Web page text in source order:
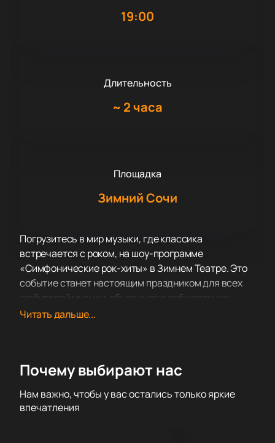
19:00
Длительность
~ 2 часа
Площадка
Зимний Сочи
Погрузитесь в мир музыки, где классика
встречается с роком, на шоу-программе
«Симфонические рок-хиты» в Зимнем Театре. Это
событие станет настоящим праздником для всех
любителей музыки, объединяя в себе величие
симфонического оркестра и энергию рок-хитов.
На сцене Зимнего Театра выступит симфонический
Новоуральска под руководством талантливого
дирижера Ивана Моисеева. Их уникальный подход
Читать дальше...
Почему выбирают нас
Нам важно, чтобы у вас остались только яркие
впечатления